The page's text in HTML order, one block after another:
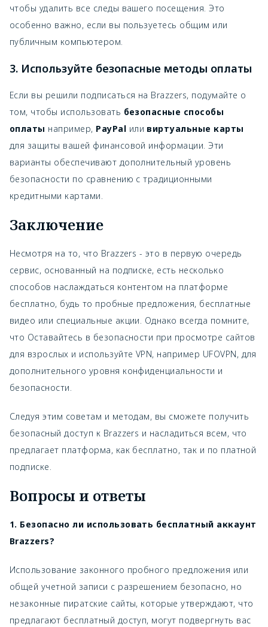
чтобы удалить все следы вашего посещения. Это
особенно важно, если вы пользуетесь общим или
публичным компьютером.
3. Используйте безопасные методы оплаты
Если вы решили подписаться на Brazzers, подумайте о
том, чтобы использовать безопасные способы
оплаты например, PayPal или виртуальные карты
для защиты вашей финансовой информации. Эти
варианты обеспечивают дополнительный уровень
безопасности по сравнению с традиционными
кредитными картами.
Заключение
Несмотря на то, что Brazzers - это в первую очередь
сервис, основанный на подписке, есть несколько
способов наслаждаться контентом на платформе
бесплатно, будь то пробные предложения, бесплатные
видео или специальные акции. Однако всегда помните,
что Оставайтесь в безопасности при просмотре сайтов
для взрослых и используйте VPN, например UFOVPN, для
дополнительного уровня конфиденциальности и
безопасности.
Следуя этим советам и методам, вы сможете получить
безопасный доступ к Brazzers и насладиться всем, что
предлагает платформа, как бесплатно, так и по платной
подписке.
Вопросы и ответы
1. Безопасно ли использовать бесплатный аккаунт
Brazzers?
Использование законного пробного предложения или
общей учетной записи с разрешением безопасно, но
незаконные пиратские сайты, которые утверждают, что
предлагают бесплатный доступ, могут подвергнуть вас